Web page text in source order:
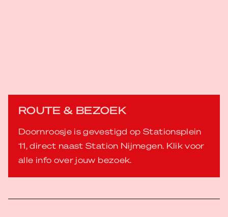
ROUTE & BEZOEK
Doornroosje is gevestigd op Stationsplein
11, direct naast Station Nijmegen. Klik voor
alle info over jouw bezoek.